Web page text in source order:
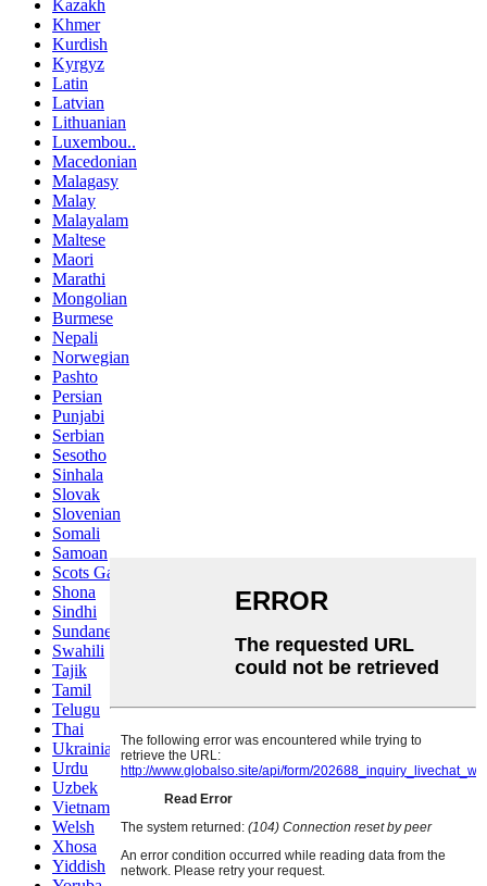
Kazakh
Khmer
Kurdish
Kyrgyz
Latin
Latvian
Lithuanian
Luxembou..
Macedonian
Malagasy
Malay
Malayalam
Maltese
Maori
Marathi
Mongolian
Burmese
Nepali
Norwegian
Pashto
Persian
Punjabi
Serbian
Sesotho
Sinhala
Slovak
Slovenian
Somali
Samoan
Scots Gaelic
Shona
Sindhi
Sundanese
Swahili
Tajik
Tamil
Telugu
Thai
Ukrainian
Urdu
Uzbek
Vietnamese
Welsh
Xhosa
Yiddish